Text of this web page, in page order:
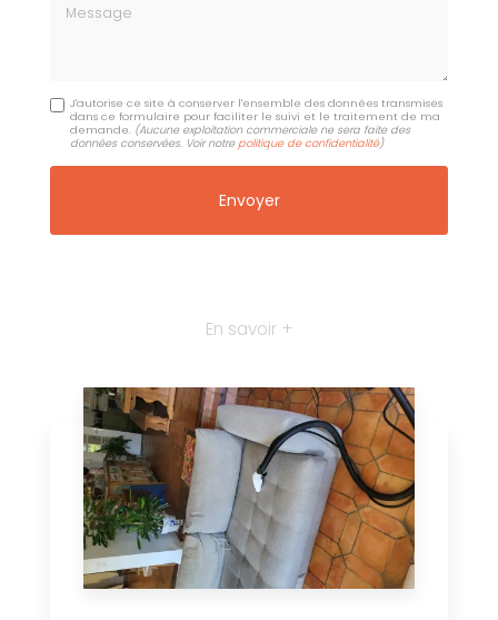
Message
J'autorise ce site à conserver l'ensemble des données transmises
dans ce formulaire pour faciliter le suivi et le traitement de ma
demande. (Aucune exploitation commerciale ne sera faite des
données conservées. Voir notre politique de confidentialité)
En savoir +